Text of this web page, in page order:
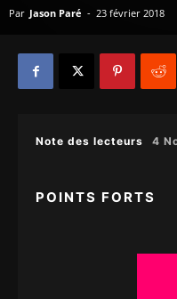
Par Jason Paré - 23 février 2018
Note des lecteurs 4
POINTS FORTS